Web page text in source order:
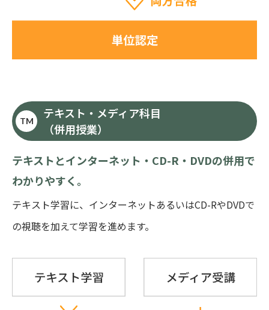
TM
テキスト・メディア科目
（併用授業）
テキストとインターネット・CD-R・DVDの併用で
わかりやすく。
テキスト学習に、インターネットあるいはCD-RやDVDで
の視聴を加えて学習を進めます。